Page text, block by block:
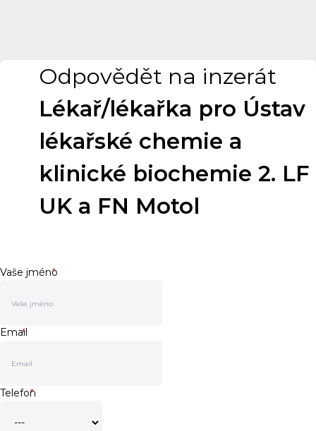
Odpovědět na inzerát
Lékař/lékařka pro Ústav
lékařské chemie a
klinické biochemie 2. LF
UK a FN Motol
Vaše jméno
*
Email
*
Telefon
*